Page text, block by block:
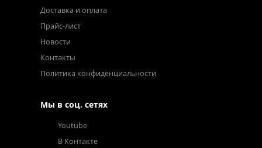
Доставка и оплата
Прайс-лист
Новости
Контакты
Политика конфиденциальности
Мы в соц. сетях
Youtube
В Контакте